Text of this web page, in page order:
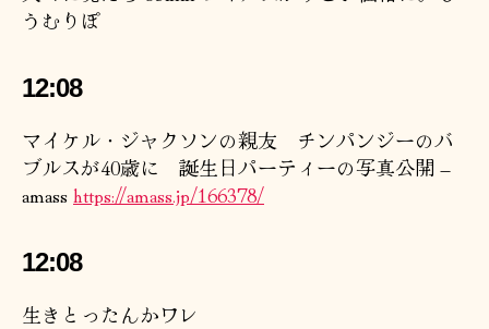
うむりぽ
12:08
マイケル・ジャクソンの親友 チンパンジーのバ
ブルスが40歳に 誕生日パーティーの写真公開 –
amass https://amass.jp/166378/
12:08
生きとったんかワレ